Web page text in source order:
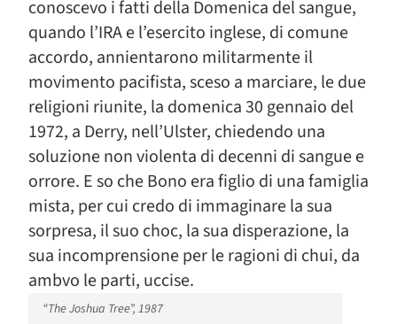
conoscevo i fatti della Domenica del sangue,
quando l’IRA e l’esercito inglese, di comune
accordo, annientarono militarmente il
movimento pacifista, sceso a marciare, le due
religioni riunite, la domenica 30 gennaio del
1972, a Derry, nell’Ulster, chiedendo una
soluzione non violenta di decenni di sangue e
orrore. E so che Bono era figlio di una famiglia
mista, per cui credo di immaginare la sua
sorpresa, il suo choc, la sua disperazione, la
sua incomprensione per le ragioni di chui, da
ambvo le parti, uccise.
“The Joshua Tree”, 1987